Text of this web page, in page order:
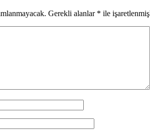
Gerekli alanlar * ile